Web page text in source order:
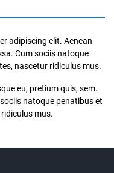
adipiscing elit. Aenean
Cum sociis natoque
nascetur ridiculus mus.
eu, pretium quis, sem.
natoque penatibus et
mus.